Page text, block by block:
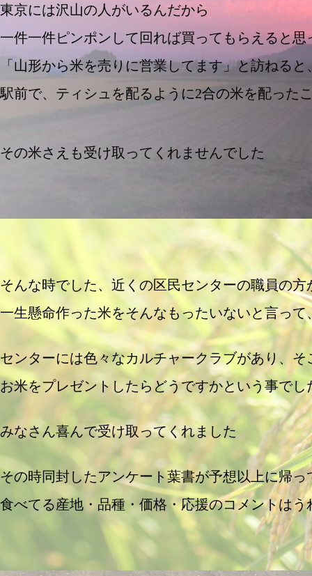
東京には沢山の人がいるんだから
一件一件ピンポンして回れば買ってもらえると思
「山形から米を売りに営業してます」と訪ねる
駅前で、ティシュを配るように2合の米を配った
その米さえも受け取ってくれませんでした
そんな時でした、近くの区民センターの職員の
一生懸命作った米をそんなもったいないと言っ
センターには色々なカルチャークラブがあり、
お米をプレゼントしたらどうですかという事でし
みなさん喜んで受け取ってくれました
その時同封したアンケート葉書が予想以上に帰っ
食べてる産地・品種・価格・応援のコメントはう